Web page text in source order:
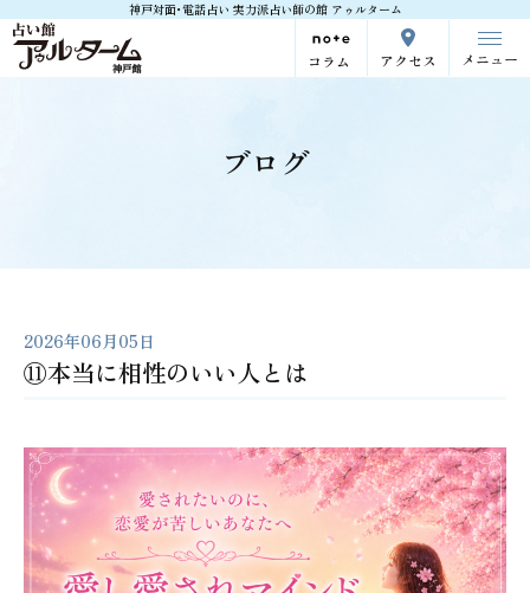
神戸対面･電話占い 実力派占い師の館 アゥルターム
コラム アクセス メニュー
ブログ
2026年06月05日
⑪本当に相性のいい人とは